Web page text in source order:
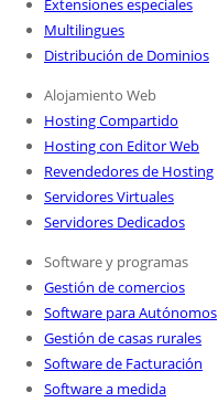
Extensiones especiales
Multilingues
Distribución de Dominios
Alojamiento Web
Hosting Compartido
Hosting con Editor Web
Revendedores de Hosting
Servidores Virtuales
Servidores Dedicados
Software y programas
Gestión de comercios
Software para Autónomos
Gestión de casas rurales
Software de Facturación
Software a medida